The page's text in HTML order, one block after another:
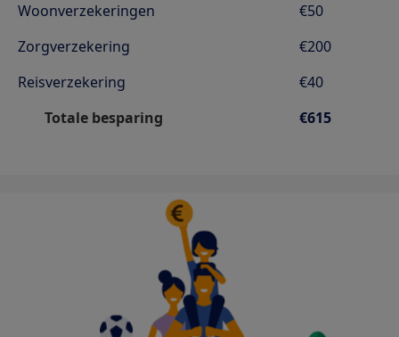
Woonverzekeringen
€50
Zorgverzekering
€200
Reisverzekering
€40
Totale besparing
€615